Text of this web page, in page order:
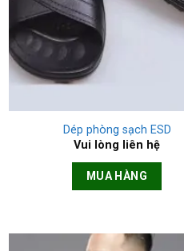
Dép phòng sạch ESD
Vui lòng liên hệ
MUA HÀNG